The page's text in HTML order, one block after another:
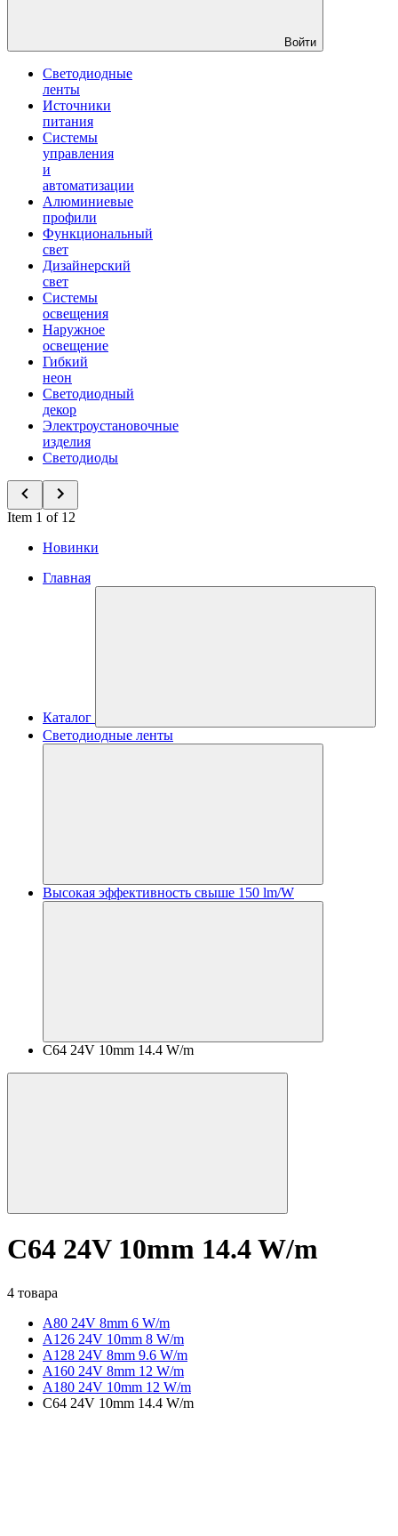
Войти
Светодиодные
ленты
Источники
питания
Системы
управления
и
автоматизации
Алюминиевые
профили
Функциональный
свет
Дизайнерский
свет
Системы
освещения
Наружное
освещение
Гибкий
неон
Светодиодный
декор
Электроустановочные
изделия
Светодиоды
Item 1 of 12
Новинки
Главная
Каталог
Светодиодные ленты
Высокая эффективность свыше 150 lm/W
C64 24V 10mm 14.4 W/m
C64 24V 10mm 14.4 W/m
4 товара
A80 24V 8mm 6 W/m
A126 24V 10mm 8 W/m
A128 24V 8mm 9.6 W/m
A160 24V 8mm 12 W/m
A180 24V 10mm 12 W/m
C64 24V 10mm 14.4 W/m